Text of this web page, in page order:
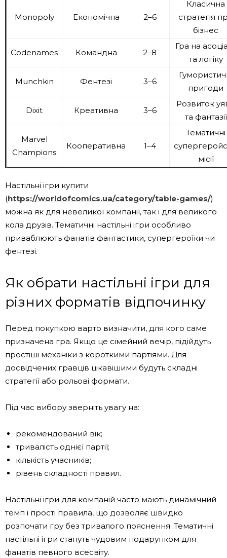
Monopoly Економічна 2–6
Класична
стратегія
бізнес
Codenames Командна 2–8
Гра на
та логіку
Munchkin Фентезі 3–6
пригоди
Dixit Креативна 3–6
Розвиток
та фантазії
Marvel
Champions
Кооперативна 1–4
Тематичні
місії
Настільні ігри купити
(https://worldofcomics.ua/category/table-games/)
можна як для невеликої компанії, так і для великого
кола друзів. Тематичні настільні ігри особливо
приваблюють фанатів фантастики, супергероїки чи
фентезі.
Як обрати настільні ігри для
різних форматів відпочинку
Перед покупкою варто визначити, для кого саме
призначена гра. Якщо це сімейний вечір, підійдуть
простіші механіки з короткими партіями. Для
досвідчених гравців цікавішими будуть складні
стратегії або рольові формати.
Під час вибору зверніть увагу на:
рекомендований вік;
тривалість однієї партії;
кількість учасників;
рівень складності правил.
Настільні ігри для компаній часто мають динамічний
темп і прості правила, що дозволяє швидко
розпочати гру без тривалого пояснення. Тематичні
настільні ігри стануть чудовим подарунком для
фанатів певного всесвіту.